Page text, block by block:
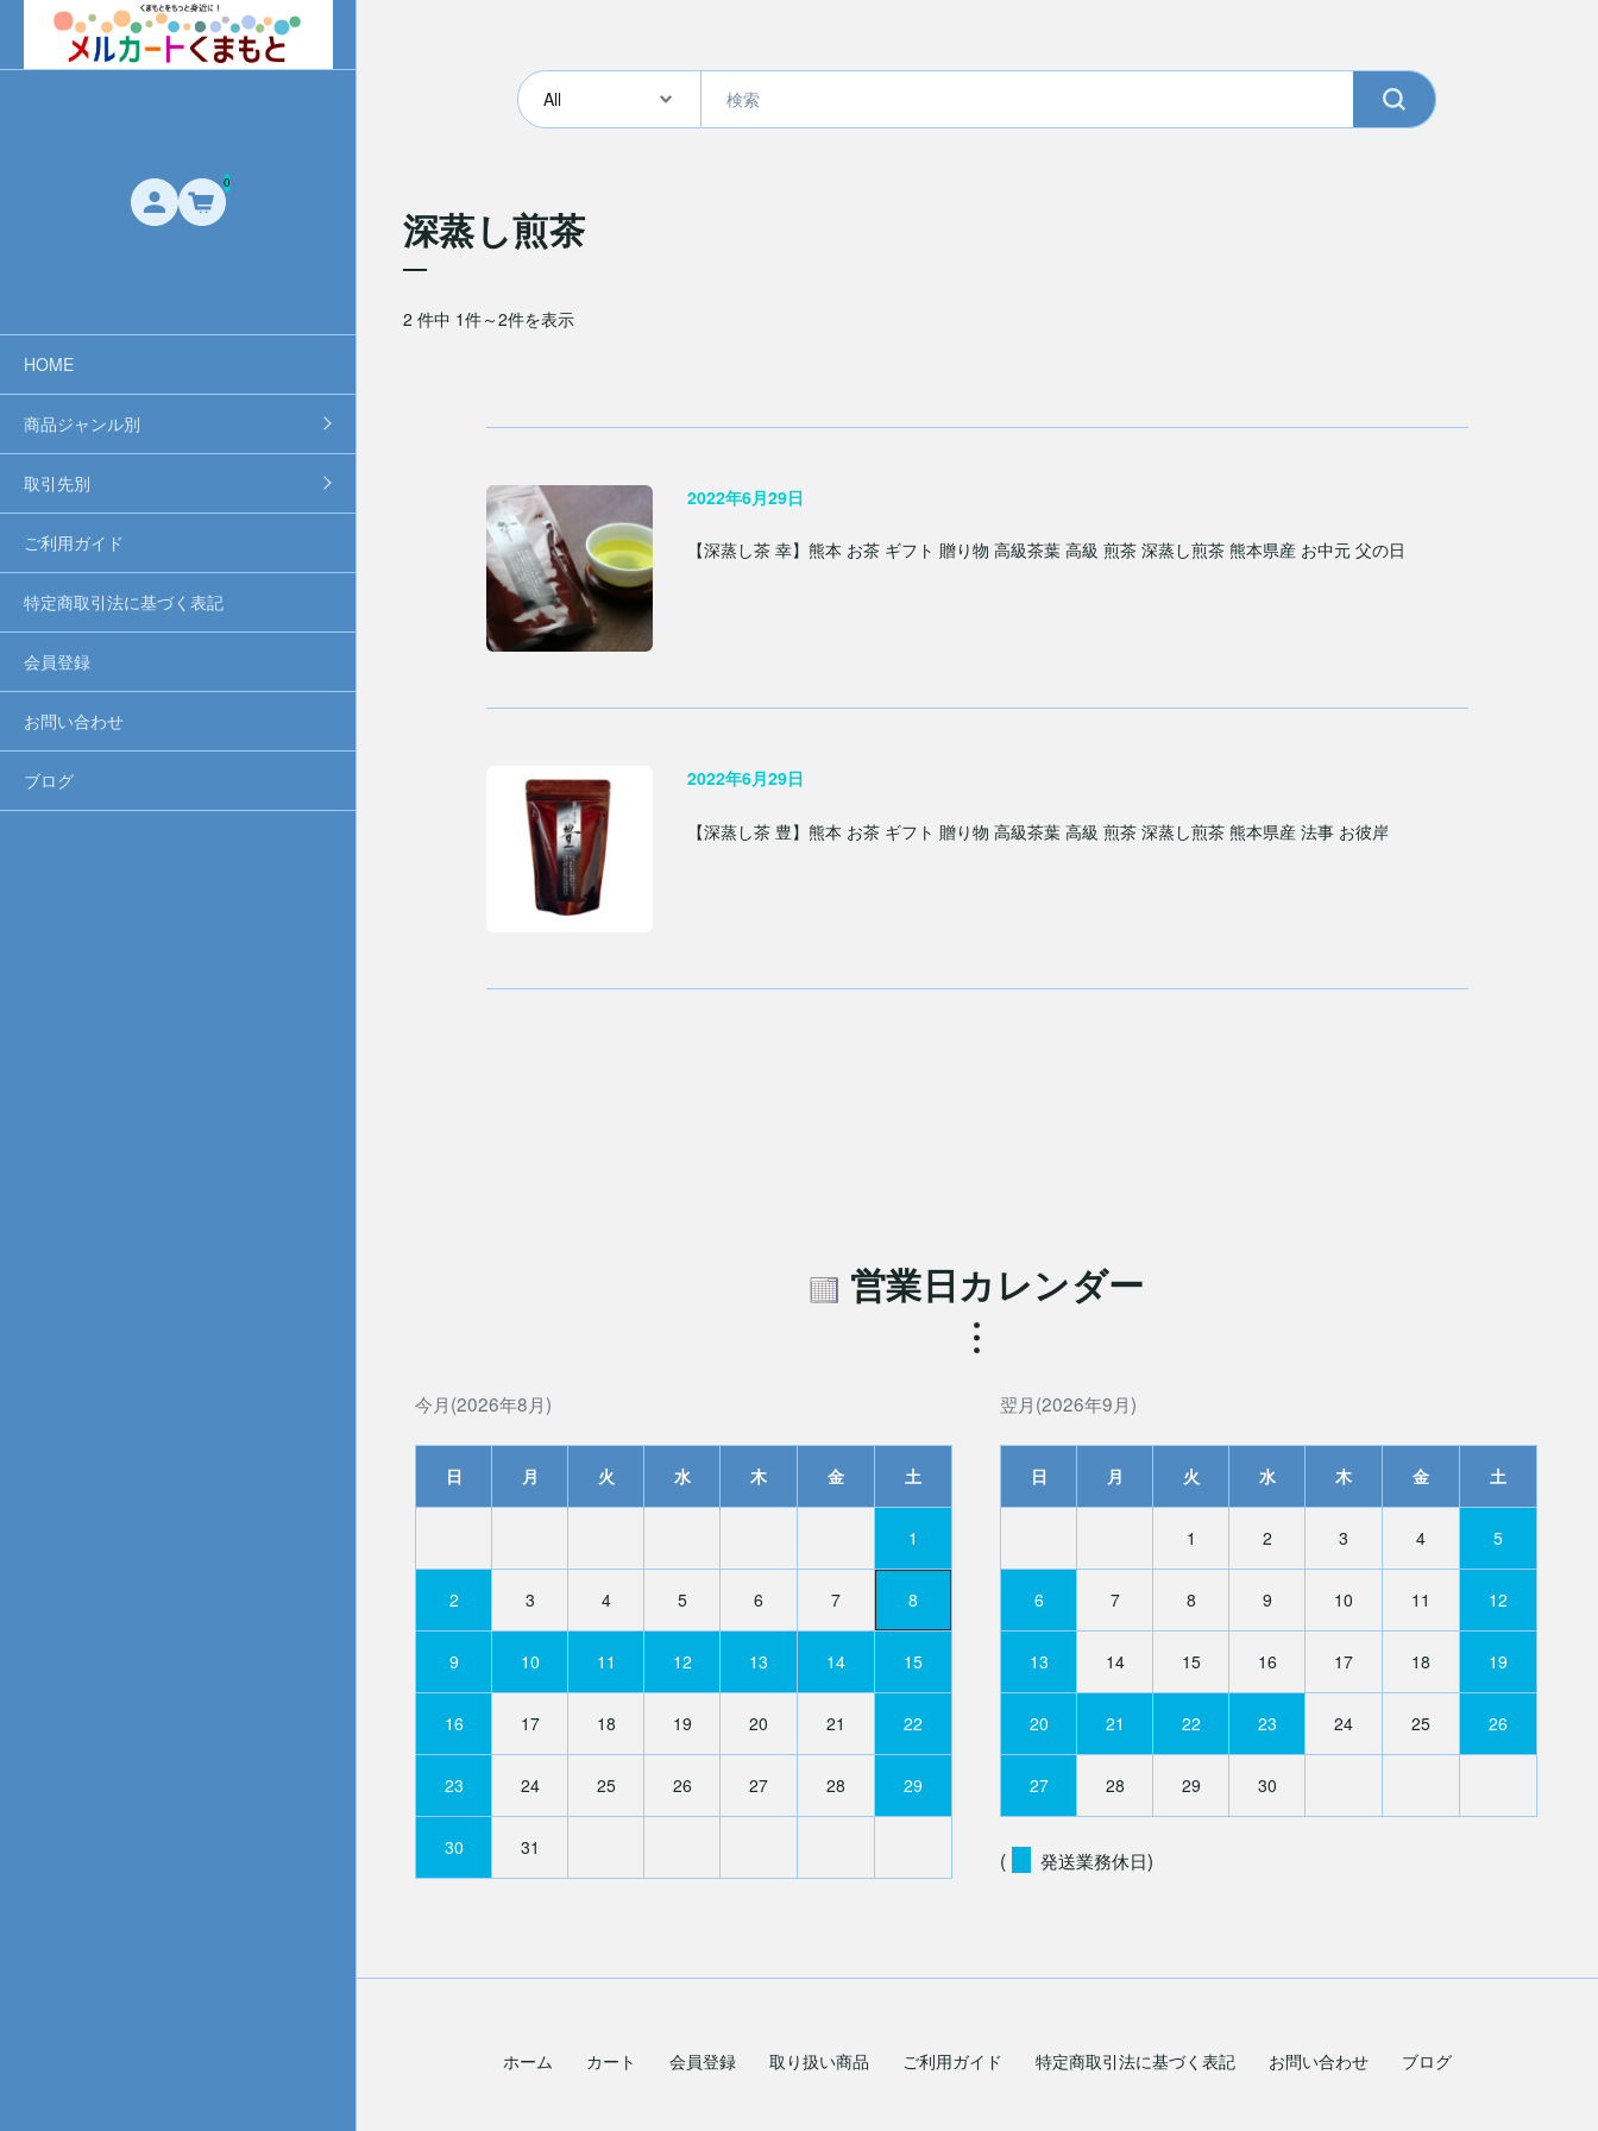
0
HOME
商品ジャンル別
取引先別
ご利用ガイド
特定商取引法に基づく表記
会員登録
お問い合わせ
ブログ
深蒸し煎茶
2 件中 1件～2件を表示
2022年6月29日
【深蒸し茶 幸】熊本 お茶 ギフト 贈り物 高級茶葉 高級 煎茶 深蒸し煎茶 熊本県産 お中元 父の日
2022年6月29日
【深蒸し茶 豊】熊本 お茶 ギフト 贈り物 高級茶葉 高級 煎茶 深蒸し煎茶 熊本県産 法事 お彼岸
営業日カレンダー
今月(2026年8月)
日 月 火 水 木 金 土
1
2 3 4 5 6 7 8
9 10 11 12 13 14 15
16 17 18 19 20 21 22
23 24 25 26 27 28 29
30 31
翌月(2026年9月)
日 月 火 水 木 金 土
1 2 3 4 5
6 7 8 9 10 11 12
13 14 15 16 17 18 19
20 21 22 23 24 25 26
27 28 29 30
( 発送業務休日)
ホーム カート 会員登録 取り扱い商品 ご利用ガイド 特定商取引法に基づく表記 お問い合わせ ブログ